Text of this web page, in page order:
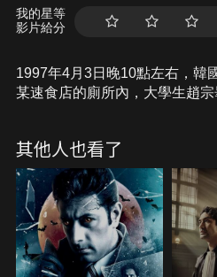
我的星等
影片給分
1997年4月3日晚10點左右，韓
某速食店的廁所內，大學生趙
上。兩人各自陳述了完全相反的
陷入膠著狀態。一次次審訊，
身？
其他人也看了